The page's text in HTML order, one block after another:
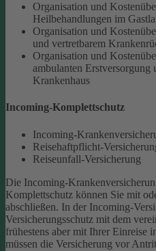
Organisation und
Heilbehandlungen im
Organisation und
und vertretbarem
Organisation und
ambulanten Erstversorgung
Krankenhaus
Incoming-​Komplettschutz
Incoming-​
Reisehaftpflicht-​
Reiseunfall-​Versicherung
Die Incoming-
Komplettschutz können Sie mit
abschließen. In der Incoming-​
Versicherungsschutz mit dem
frühestens aber mit Ihrer Einreise
müssen die Versicherung vor